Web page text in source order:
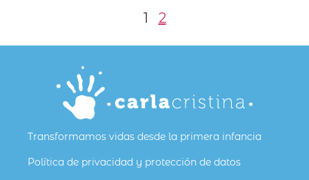
1 2
Transformamos vidas desde la primera infancia
Política de privacidad y protección de datos